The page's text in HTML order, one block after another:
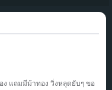
แถมมีม้าทอง วิ่งหลุดยับๆ ขอ